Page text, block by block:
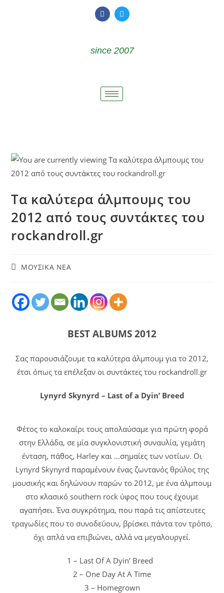
since 2007
Τα καλύτερα άλμπουμς του
2012 από τους συντάκτες του
rockandroll.gr
ΜΟΥΣΙΚΑ ΝΕΑ
BEST ALBUMS 2012
Σας παρουσιάζουμε τα καλύτερα άλμπουμ για το 2012,
έτσι όπως τα επέλεξαν οι συντάκτες του rockandroll.gr
Lynyrd Skynyrd – Last of a Dyin’ Breed
Φέτος το καλοκαίρι τους απολαύσαμε για πρώτη φορά
στην Ελλάδα, σε μία συγκλονιστική συναυλία, γεμάτη
ένταση, πάθος, Harley και …σημαίες των νοτίων. Οι
Lynyrd Skynyrd παραμένουν ένας ζωντανός θρύλος της
μουσικής και δηλώνουν παρών το 2012, με ένα άλμπουμ
στο κλασικό southern rock ύφος που τους έχουμε
αγαπήσει. Ένα συγκρότημα, που παρά τις απίστευτες
τραγωδίες που το συνοδεύουν, βρίσκει πάντα τον τρόπο,
όχι απλά να επιβιώνει, αλλά να μεγαλουργεί.
1 – Last Of A Dyin’ Breed
2 – One Day At A Time
3 – Homegrown